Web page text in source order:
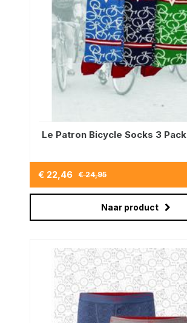
Le Patron Bicycle Socks 3 Pack
€ 22,46 € 24,95
Naar product